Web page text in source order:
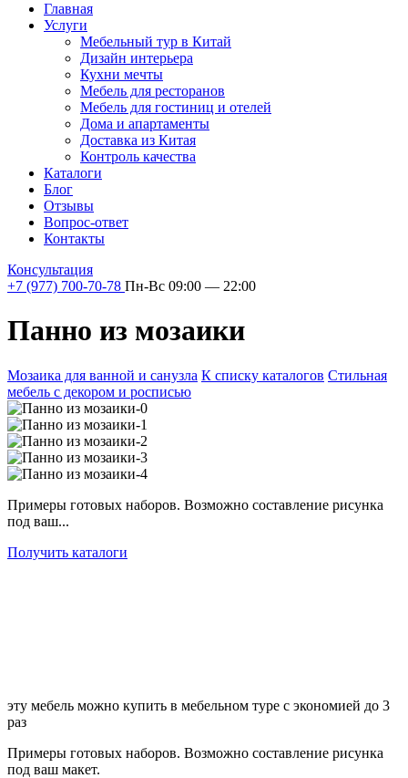
Главная
Услуги
Мебельный тур в Китай
Дизайн интерьера
Кухни мечты
Мебель для ресторанов
Мебель для гостиниц и отелей
Дома и апартаменты
Доставка из Китая
Контроль качества
Каталоги
Блог
Отзывы
Вопрос-ответ
Контакты
Консультация
+7 (977) 700-70-78 Пн-Вс 09:00 — 22:00
Панно из мозаики
Мозаика для ванной и санузла К списку каталогов Стильная
мебель с декором и росписью
Примеры готовых наборов. Возможно составление рисунка
под ваш...
Получить каталоги
эту мебель можно купить в мебельном туре с экономией до 3
раз
Примеры готовых наборов. Возможно составление рисунка
под ваш макет.